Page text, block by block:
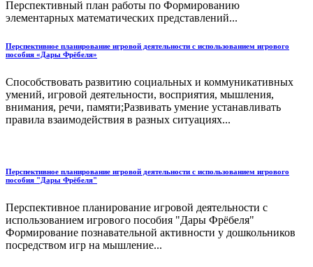
Перспективный план работы по Формированию
элементарных математических представлений...
Перспективное планирование игровой деятельности с использованием игрового
пособия «Дары Фрёбеля»
Способствовать развитию социальных и коммуникативных
умений, игровой деятельности, восприятия, мышления,
внимания, речи, памяти;Развивать умение устанавливать
правила взаимодействия в разных ситуациях...
Перспективное планирование игровой деятельности с использованием игрового
пособия "Дары Фрёбеля"
Перспективное планирование игровой деятельности с
использованием игрового пособия "Дары Фрёбеля"
Формирование познавательной активности у дошкольников
посредством игр на мышление...